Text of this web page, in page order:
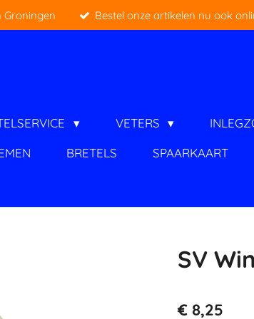
Bestel onze artikelen nu ook
VETERS
BRETELS SPAARKAART
SV
€ 8,25